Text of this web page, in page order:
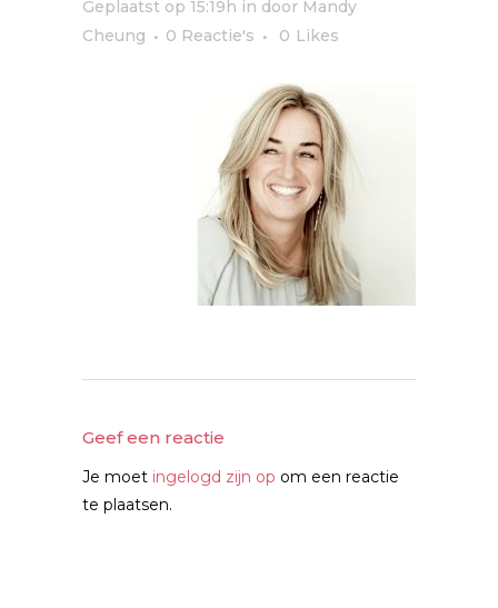
Geplaatst op 15:19h in door Mandy
Cheung
0 Reactie's 0 Likes
Geef een reactie
Je moet ingelogd zijn op om een reactie
te plaatsen.